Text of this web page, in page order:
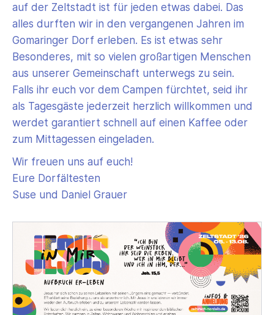
auf der Zeltstadt ist für jeden etwas dabei. Das
alles durften wir in den vergangenen Jahren im
Gomaringer Dorf erleben. Es ist etwas sehr
Besonderes, mit so vielen großartigen Menschen
aus unserer Gemeinschaft unterwegs zu sein.
Falls ihr euch vor dem Campen fürchtet, seid ihr
als Tagesgäste jederzeit herzlich willkommen und
werdet garantiert schnell auf einen Kaffee oder
zum Mittagessen eingeladen.
Wir freuen uns auf euch!
Eure Dorfältesten
Suse und Daniel Grauer